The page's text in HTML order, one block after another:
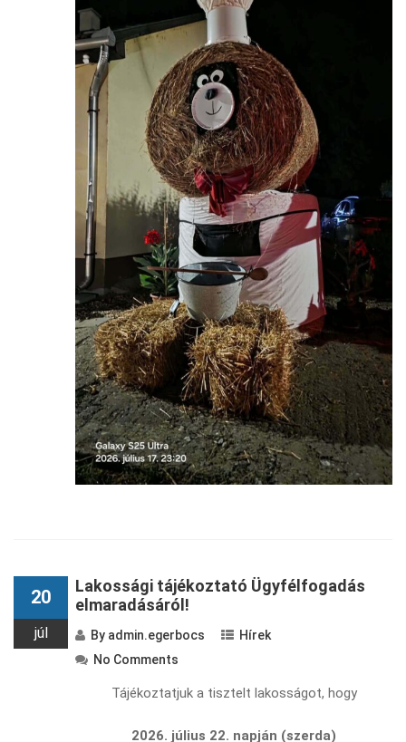
20
júl
Lakossági tájékoztató Ügyfélfogadás
elmaradásáról!
By admin.egerbocs
Hírek
No Comments
Tájékoztatjuk a tisztelt lakosságot, hogy
2026. július 22. napján (szerda)